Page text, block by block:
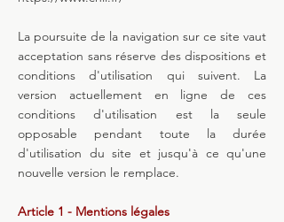
La poursuite de la navigation sur ce site vaut
acceptation sans réserve des dispositions et
conditions d'utilisation qui suivent. La
version actuellement en ligne de ces
conditions d'utilisation est la seule
opposable pendant toute la durée
d'utilisation du site et jusqu'à ce qu'une
nouvelle version le remplace.
Article 1 - Mentions légales